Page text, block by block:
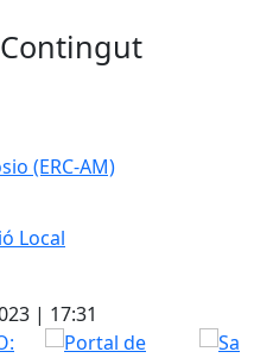
Contingut
(ERC-AM)
Local
| 17:31